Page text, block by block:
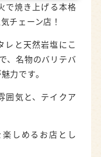
で焼き上げる本格
チェーン店！
レと天然岩塩にこ
、名物のバリテバ
力です。
囲気と、テイクア
しめるお店とし